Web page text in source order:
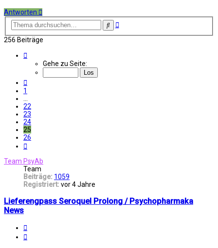
Antworten
SucheErweiterte
256 Beiträge
Gehe zu Seite:
1
22
23
24
25
26
Team PsyAb
Team
Beiträge: 1059
Registriert: vor 4 Jahre
Lieferengpass Seroquel Prolong / Psychopharmaka
News